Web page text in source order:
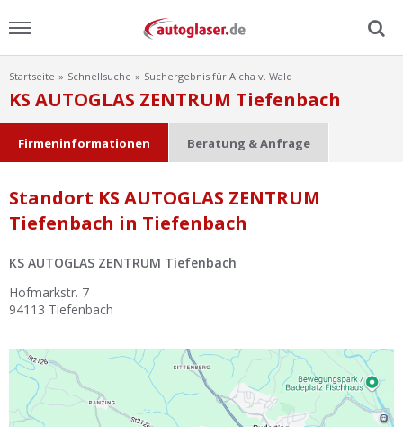
Menu
Home
Ratgeber
Scheibensuche
FAQ
Lexikon
Ist Ihre Werkstatt schon dabei?
Startseite Schnellsuche Suchergebnis für Aicha v. Wald
KS AUTOGLAS ZENTRUM Tiefenbach
Firmeninformationen Beratung & Anfrage
Standort KS AUTOGLAS ZENTRUM
Tiefenbach in Tiefenbach
KS AUTOGLAS ZENTRUM Tiefenbach
Hofmarkstr. 7
94113 Tiefenbach